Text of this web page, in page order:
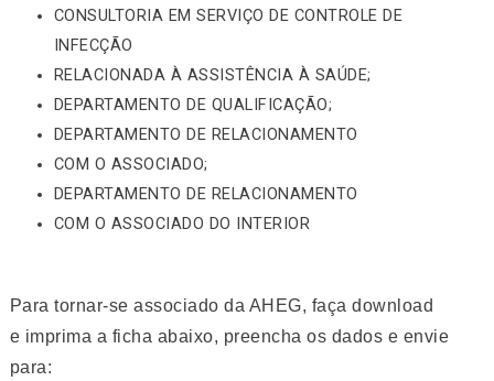
CONSULTORIA EM SERVIÇO DE CONTROLE DE
INFECÇÃO
RELACIONADA À ASSISTÊNCIA À SAÚDE;
DEPARTAMENTO DE QUALIFICAÇÃO;
DEPARTAMENTO DE RELACIONAMENTO
COM O ASSOCIADO;
DEPARTAMENTO DE RELACIONAMENTO
COM O ASSOCIADO DO INTERIOR
Para tornar-se associado da AHEG, faça download
e imprima a ficha abaixo, preencha os dados e envie
para: